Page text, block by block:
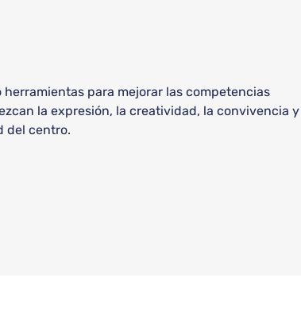
para mejorar las competencias
la expresión, la creatividad, la convivencia y
del centro.